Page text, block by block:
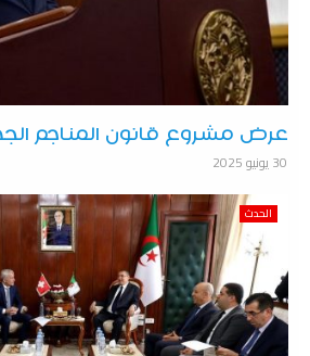
عرض مشروع قانون المناجم
30 يونيو 2025
الحدث